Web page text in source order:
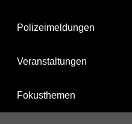
Polizeimeldungen
Veranstaltungen
Fokusthemen